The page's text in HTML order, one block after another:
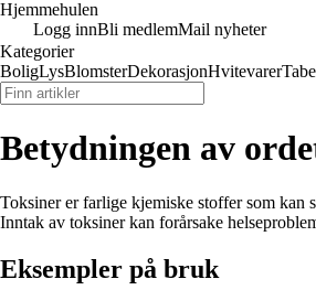
Hjemmehulen
Logg innBli medlemMail nyheter
Kategorier
BoligLysBlomsterDekorasjonHvitevarer
Betydningen av
Toksiner er farlige kjemiske stoffer som kan
Inntak av toksiner kan forårsake
Eksempler på bruk